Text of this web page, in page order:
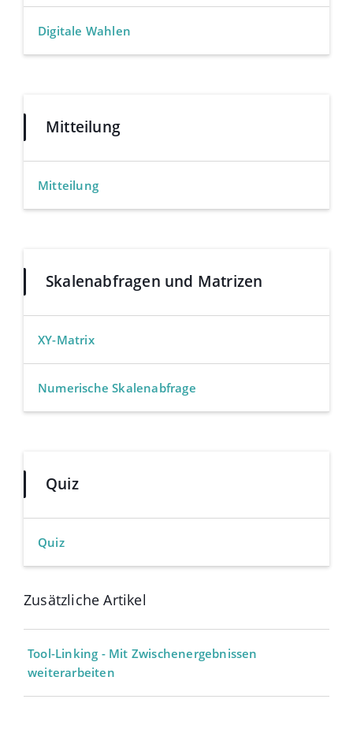
Digitale Wahlen
Mitteilung
Mitteilung
Skalenabfragen und Matrizen
XY-Matrix
Numerische Skalenabfrage
Quiz
Quiz
Zusätzliche Artikel
Tool-Linking - Mit Zwischenergebnissen
weiterarbeiten